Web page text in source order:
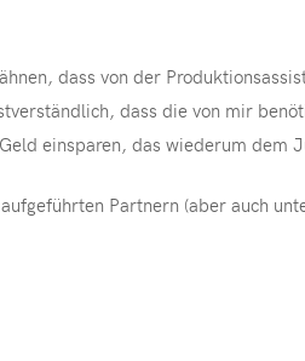
dass von der
dass die von mir
einsparen, das wiederum dem
Partnern (aber auch